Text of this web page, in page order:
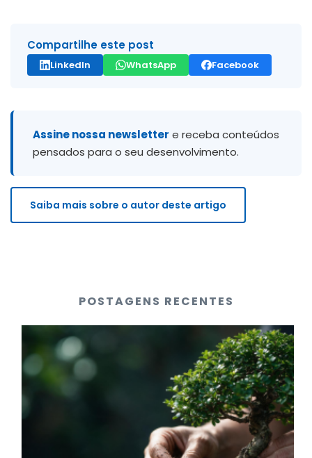
Compartilhe este post
LinkedIn WhatsApp Facebook
Assine nossa newsletter e receba conteúdos
pensados para o seu desenvolvimento.
Saiba mais sobre o autor deste artigo
POSTAGENS RECENTES